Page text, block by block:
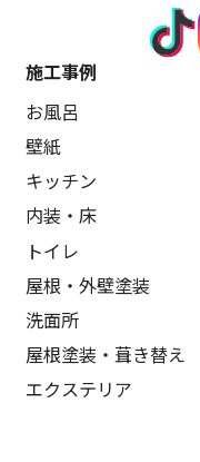
施工事例
お風呂
壁紙
キッチン
内装・床
トイレ
屋根・外壁塗装
洗面所
屋根塗装・葺き替え
エクステリア